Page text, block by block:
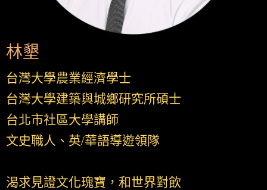
林墾
台灣大學農業經濟學士
台灣大學建築與城鄉研究所碩士
台北市社區大學講師
文史職人、英/華語導遊領隊
渴求見證文化瑰寶，和世界對飲